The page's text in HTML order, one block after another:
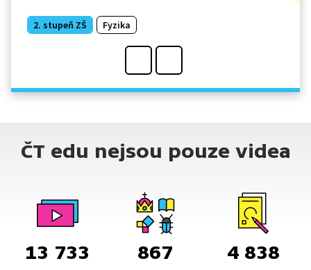
2. stupeň ZŠ Fyzika
ČT edu nejsou pouze videa
13 733 867 4 838